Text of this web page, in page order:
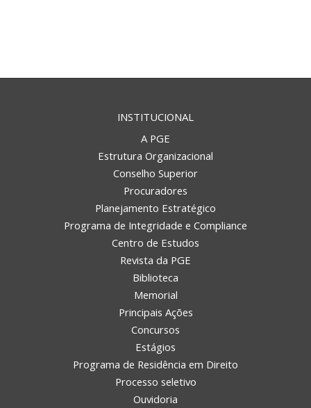
INSTITUCIONAL
A PGE
Estrutura Organizacional
Conselho Superior
Procuradores
Planejamento Estratégico
Programa de Integridade e Compliance
Centro de Estudos
Revista da PGE
Biblioteca
Memorial
Principais Ações
Concursos
Estágios
Programa de Residência em Direito
Processo seletivo
Ouvidoria